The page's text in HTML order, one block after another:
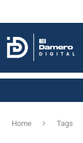
Home Tags